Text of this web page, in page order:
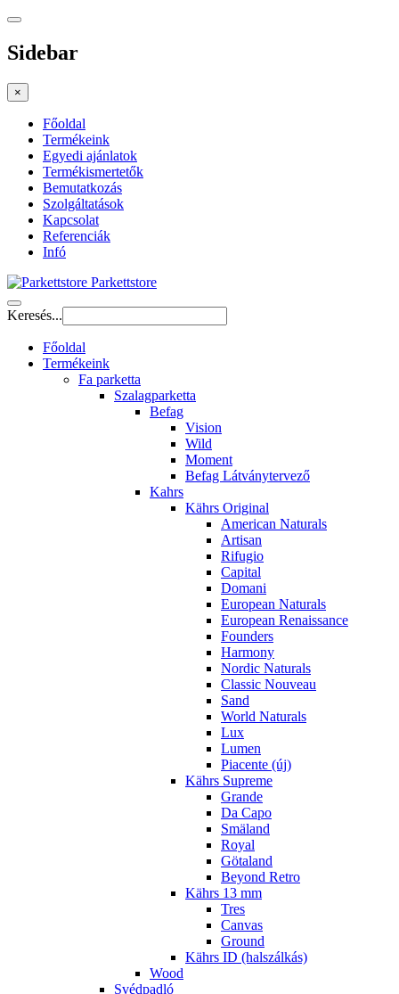
Sidebar
×
Főoldal
Termékeink
Egyedi ajánlatok
Termékismertetők
Bemutatkozás
Szolgáltatások
Kapcsolat
Referenciák
Infó
Parkettstore
Keresés...
Főoldal
Termékeink
Fa parketta
Szalagparketta
Befag
Vision
Wild
Moment
Befag Látványtervező
Kahrs
Kährs Original
American Naturals
Artisan
Rifugio
Capital
Domani
European Naturals
European Renaissance
Founders
Harmony
Nordic Naturals
Classic Nouveau
Sand
World Naturals
Lux
Lumen
Piacente (új)
Kährs Supreme
Grande
Da Capo
Smäland
Royal
Götaland
Beyond Retro
Kährs 13 mm
Tres
Canvas
Ground
Kährs ID (halszálkás)
Wood
Svédpadló